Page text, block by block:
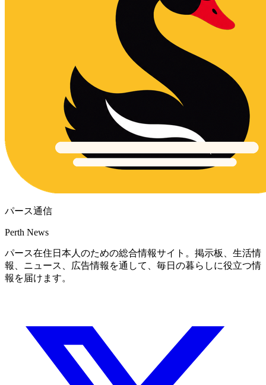
パース通信
Perth News
パース在住日本人のための総合情報サイト。掲示板、生活情
報、ニュース、広告情報を通して、毎日の暮らしに役立つ情
報を届けます。